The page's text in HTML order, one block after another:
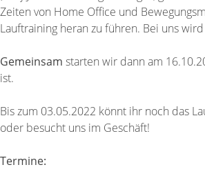
Zeiten von Home Office und
Lauftraining heran zu führen. Bei uns
Gemeinsam starten wir dann am
ist.
Bis zum 03.05.2022 könnt ihr noch das
oder besucht uns im Geschäft!
Termine: